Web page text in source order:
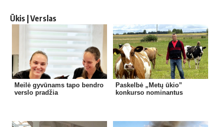
Ūkis | Verslas
Meilė gyvūnams tapo bendro
verslo pradžia
Paskelbė „Metų ūkio”
konkurso nominantus